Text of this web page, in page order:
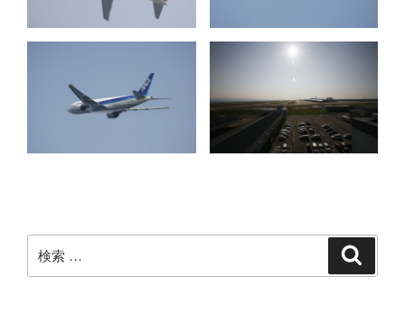
索: